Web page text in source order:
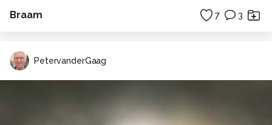
Braam 7 3
PetervanderGaag